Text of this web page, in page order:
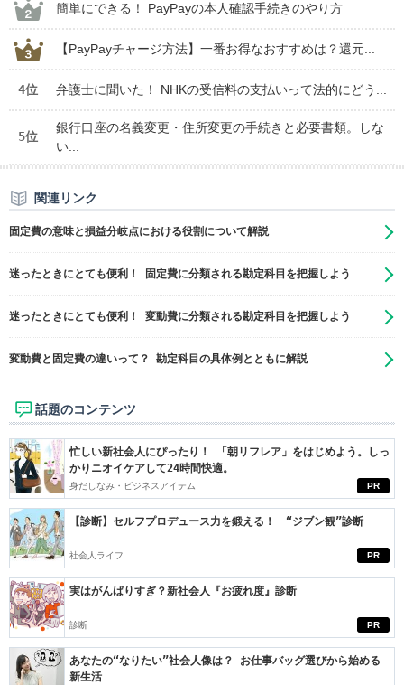
簡単にできる！ PayPayの本人確認手続きのやり方
【PayPayチャージ方法】一番お得なおすすめは？還元...
4位 弁護士に聞いた！ NHKの受信料の支払いって法的にどう...
5位
銀行口座の名義変更・住所変更の手続きと必要書類。しな
い...
関連リンク
固定費の意味と損益分岐点における役割について解説
迷ったときにとても便利！ 固定費に分類される勘定科目を把握しよう
迷ったときにとても便利！ 変動費に分類される勘定科目を把握しよう
変動費と固定費の違いって？ 勘定科目の具体例とともに解説
話題のコンテンツ
PR
忙しい新社会人にぴったり！ 「朝リフレア」をはじめよう。しっ
かりニオイケアして24時間快適。
身だしなみ・ビジネスアイテム
PR
【診断】セルフプロデュース力を鍛える！ “ジブン観”診断
社会人ライフ
PR
実はがんばりすぎ？新社会人『お疲れ度』診断
診断
あなたの“なりたい”社会人像は？ お仕事バッグ選びから始める
新生活